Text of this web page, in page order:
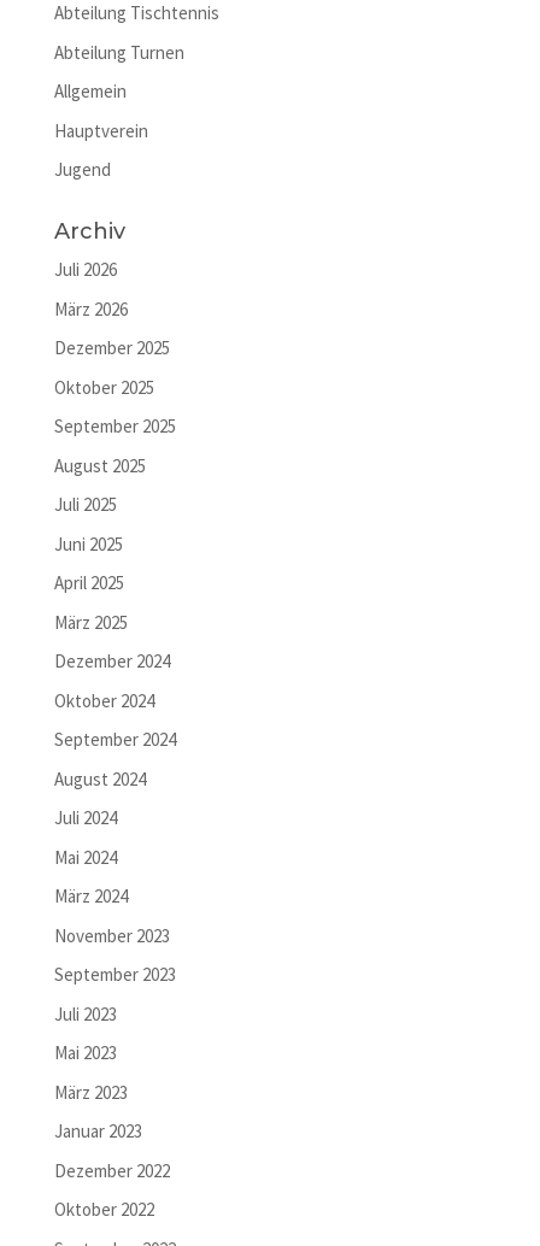
Abteilung Tischtennis
Abteilung Turnen
Allgemein
Hauptverein
Jugend
Archiv
Juli 2026
März 2026
Dezember 2025
Oktober 2025
September 2025
August 2025
Juli 2025
Juni 2025
April 2025
März 2025
Dezember 2024
Oktober 2024
September 2024
August 2024
Juli 2024
Mai 2024
März 2024
November 2023
September 2023
Juli 2023
Mai 2023
März 2023
Januar 2023
Dezember 2022
Oktober 2022